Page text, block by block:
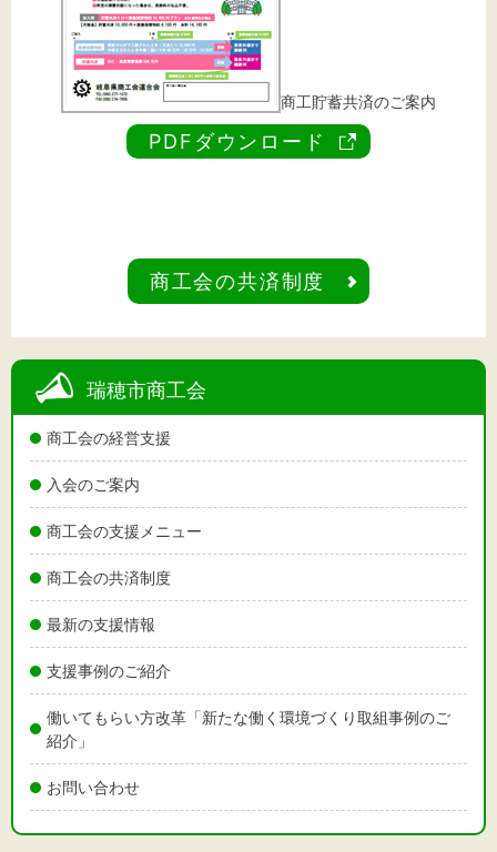
瑞穂市商工会
商工会の経営支援
入会のご案内
商工会の支援メニュー
商工会の共済制度
最新の支援情報
支援事例のご紹介
働いてもらい方改革「新たな働く環境づくり取組事例のご
紹介」
お問い合わせ
商工貯蓄共済のご案内
PDFダウンロード
商工会の共済制度